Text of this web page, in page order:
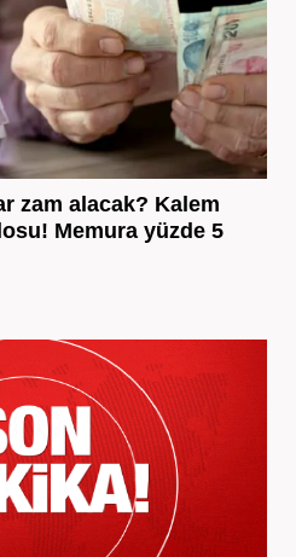
zam alacak? Kalem
Memura yüzde 5